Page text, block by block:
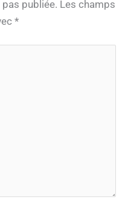
publiée. Les champs
*